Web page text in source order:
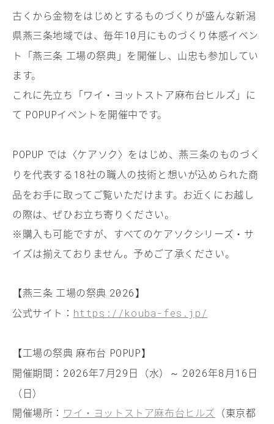
古くから金物をはじめとするものづくりが盛んな新潟
県燕三条地域では、毎年10月にものづくり体感イベン
ト「燕三条 工場の祭典」を開催し、山忠も参加してい
ます。
これに先立ち「ワイ・ヨットストア麻布台ヒルズ」に
て POPUPイベントを開催中です。
POPUP では〈ケアソク〉をはじめ、燕三条のものづく
りを代表する 18社の職人の技術と想いが込められた商
品をお手に取ってご覧いただけます。お近くにお越し
の際は、ぜひお立ち寄りください。
※購入も可能ですが、すべてのケアソクシリーズ・サ
イズは揃えておりません。予めご了承ください。
【燕三条 工場の祭典 2026】
公式サイト： https://kouba-fes.jp/
【工場の祭典 麻布台 POPUP】
開催期間： 2026年7月29 日（水）～ 2026年8月 16 日
（日）
開催場所： ワイ・ヨットストア麻布台ヒルズ （東京都